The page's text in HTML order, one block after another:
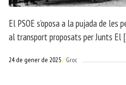
El PSOE s’oposa a la pujada de les
al transport proposats per Junts El
24 de gener de 2025 Groc